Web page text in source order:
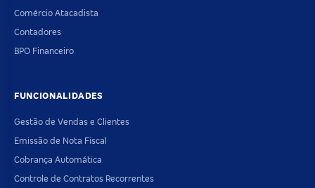
Comércio Atacadista
Contadores
BPO Financeiro
FUNCIONALIDADES
Gestão de Vendas e Clientes
Emissão de Nota Fiscal
Cobrança Automática
Controle de Contratos Recorrentes